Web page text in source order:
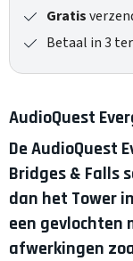
Gratis
Betaal in 3
AudioQuest
De AudioQuest
Bridges & Falls
dan het Tower
een gevlochten
afwerkingen